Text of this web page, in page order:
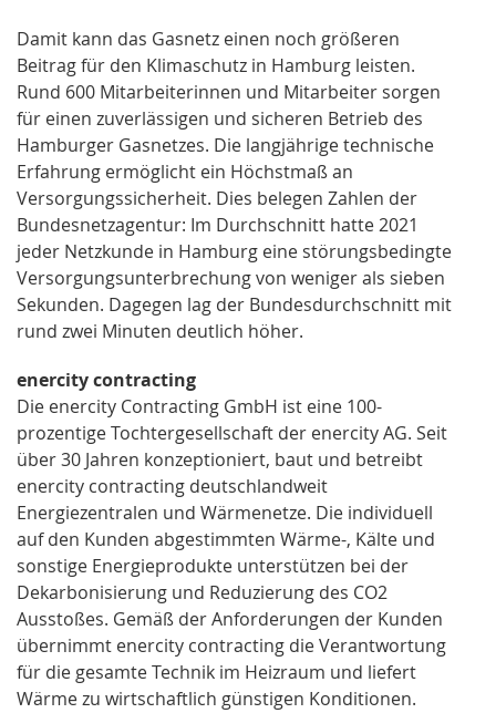
Damit kann das Gasnetz einen noch größeren
Beitrag für den Klimaschutz in Hamburg leisten.
Rund 600 Mitarbeiterinnen und Mitarbeiter sorgen
für einen zuverlässigen und sicheren Betrieb des
Hamburger Gasnetzes. Die langjährige technische
Erfahrung ermöglicht ein Höchstmaß an
Versorgungssicherheit. Dies belegen Zahlen der
Bundesnetzagentur: Im Durchschnitt hatte 2021
jeder Netzkunde in Hamburg eine störungsbedingte
Versorgungsunterbrechung von weniger als sieben
Sekunden. Dagegen lag der Bundesdurchschnitt mit
rund zwei Minuten deutlich höher.
enercity contracting
Die enercity Contracting GmbH ist eine 100-
prozentige Tochtergesellschaft der enercity AG. Seit
über 30 Jahren konzeptioniert, baut und betreibt
enercity contracting deutschlandweit
Energiezentralen und Wärmenetze. Die individuell
auf den Kunden abgestimmten Wärme-, Kälte und
sonstige Energieprodukte unterstützen bei der
Dekarbonisierung und Reduzierung des CO2
Ausstoßes. Gemäß der Anforderungen der Kunden
übernimmt enercity contracting die Verantwortung
für die gesamte Technik im Heizraum und liefert
Wärme zu wirtschaftlich günstigen Konditionen.